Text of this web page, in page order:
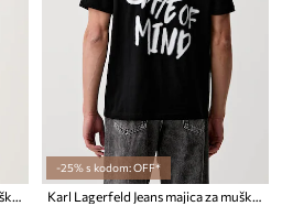
Karl Lagerfeld Jeans majica za muškarce od pamuka
-25% s kodom: OFF*
Karl Lagerfeld Jeans majica za muškarce od pamuka